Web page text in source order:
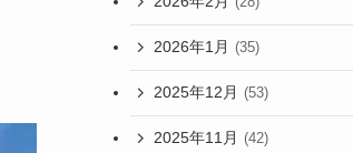
2026年1月 (35)
2025年12月 (53)
2025年11月 (42)